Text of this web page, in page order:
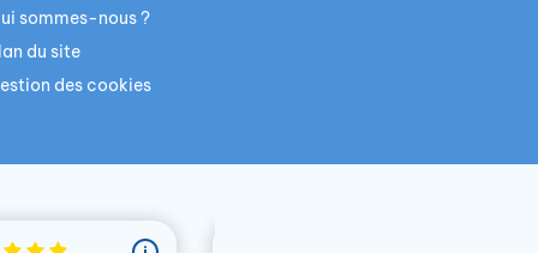
sommes-nous ?
du site
des cookies